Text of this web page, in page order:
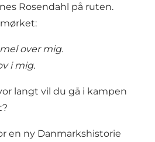
Rosendahl på ruten.
over mig.
i mig.
langt vil du gå i kampen
en ny Danmarkshistorie